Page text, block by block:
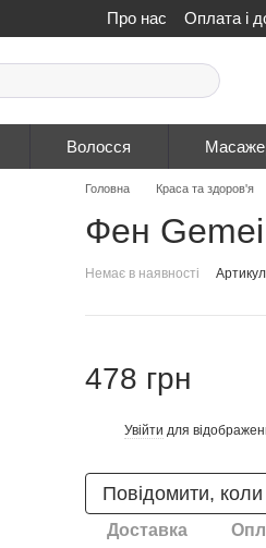
Про нас Оплата і
Політика
Волосся
Головна Краса та здоров'я
Фен
Немає в наявності
478 грн
Увійти для
Повідомити, коли
Доставка